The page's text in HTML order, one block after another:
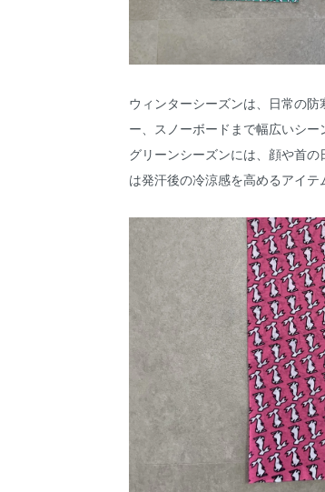
ウィンターシーズンは、日常の
ー、スノーボードまで幅広いシー
グリーンシーズンには、顔や首
は発汗後の冷涼感を高めるアイテ